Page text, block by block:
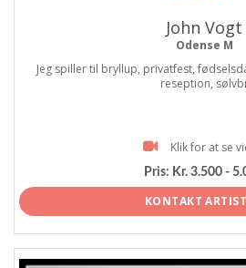
John Vogt
Odense M
Jeg spiller til bryllup, privatfest,
reseption,
Klik for at se
Pris: Kr. 3.500 -
KONTAKT